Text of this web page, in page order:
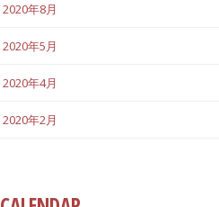
2020年8月
2020年5月
2020年4月
2020年2月